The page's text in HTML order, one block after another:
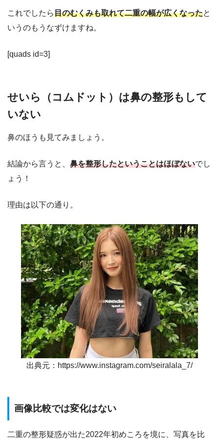
これでしたら目のむくみも取れて二重の幅が広くなったと
いうのもうなずけますね。
[quads id=3]
せいら（コムドット）は鼻の整形もして
いない
鼻のほうも見てみましょう。
結論から言うと、 鼻を整形したということはほぼないでし
ょう！
理由は以下の通り。
出典元：https://www.instagram.com/seiralala_7/
画像比較では変化はない
二重の整形疑惑が出た2022年初めころを境に、写真を比